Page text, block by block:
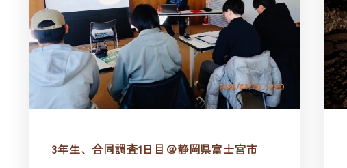
3年生、合同調査1日目＠静岡県富士宮市